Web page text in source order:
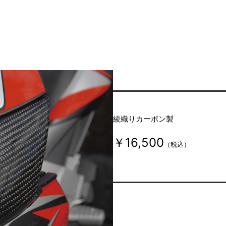
綾織りカーボン製
￥16,500 （税込）